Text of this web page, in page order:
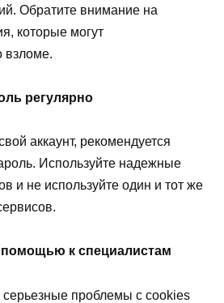
Обратите внимание на
которые могут
взломе.
регулярно
аккаунт, рекомендуется
Используйте надежные
и не используйте один и тот же
к специалистам
серьезные проблемы с cookies